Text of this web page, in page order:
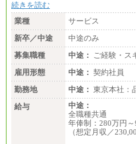
続きを読む
業種
サービス
新卒／中途
中途のみ
募集職種
中途： ご経験・ス
雇用形態
中途： 契約社員
勤務地
中途： 東京本社
給与
中途：
全職種共通
年俸制：280万円～
（想定月収／